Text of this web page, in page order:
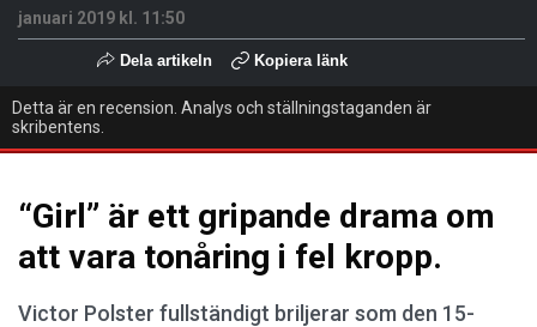
januari 2019 kl. 11:50
Dela artikeln Kopiera länk
Detta är en recension. Analys och ställningstaganden är
skribentens.
“Girl” är ett gripande drama om
att vara tonåring i fel kropp.
Victor Polster fullständigt briljerar som den 15-